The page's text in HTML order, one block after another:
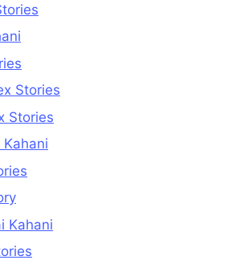
Stories
Stories
Kahani